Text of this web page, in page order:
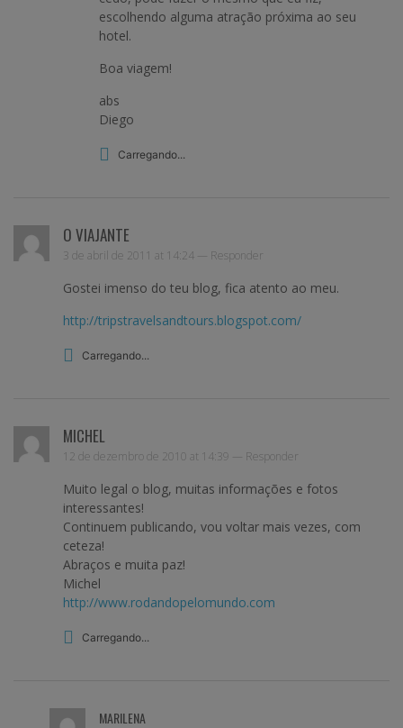
escolhendo alguma atração próxima ao seu
hotel.
Boa viagem!
abs
Diego
Carregando...
O VIAJANTE
3 de abril de 2011 at 14:24 — Responder
Gostei imenso do teu blog, fica atento ao meu.
http://tripstravelsandtours.blogspot.com/
Carregando...
MICHEL
12 de dezembro de 2010 at 14:39 — Responder
Muito legal o blog, muitas informações e fotos
interessantes!
Continuem publicando, vou voltar mais vezes, com
ceteza!
Abraços e muita paz!
Michel
http://www.rodandopelomundo.com
Carregando...
MARILENA